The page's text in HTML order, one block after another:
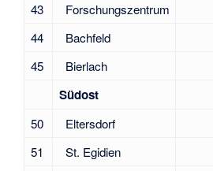
43
Forschungszentrum
44
Bachfeld
45
Bierlach
Südost
50 Eltersdorf
51
St. Egidien